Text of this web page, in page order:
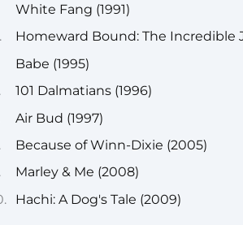
White Fang (1991)
Homeward Bound: The Incredible
Babe (1995)
101 Dalmatians (1996)
Air Bud (1997)
Because of Winn-Dixie (2005)
Marley & Me (2008)
Hachi: A Dog's Tale (2009)